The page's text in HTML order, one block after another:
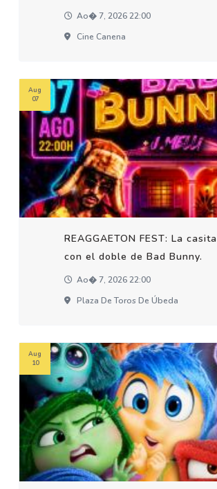
Ao� 7, 2026 22:00
Cine Canena
REAGGAETON FEST: La casita
con el doble de Bad Bunny.
Ao� 7, 2026 22:00
Plaza De Toros De Úbeda
Aug
07
Aug
10